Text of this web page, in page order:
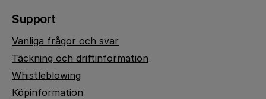
Support
Vanliga frågor och svar
Täckning och driftinformation
Whistleblowing
Köpinformation